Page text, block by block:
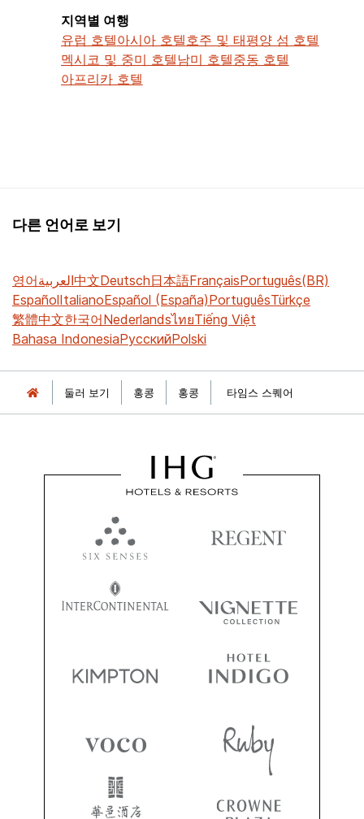
지역별 여행
유럽 호텔아시아 호텔호주 및 태평양 섬 호텔
멕시코 및 중미 호텔남미 호텔중동 호텔
아프리카 호텔
다른 언어로 보기
영어العربية中文Deutsch日本語FrançaisPortuguês(BR)
EspañolItalianoEspañol (España)PortuguêsTürkçe
繁體中文한국어NederlandsไทยTiếng Việt
Bahasa IndonesiaРусскийPolski
둘러 보기 홍콩 홍콩 타임스 스퀘어